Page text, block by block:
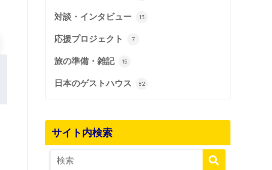
対談・インタビュー 13
応援プロジェクト 7
旅の準備・雑記 15
日本のゲストハウス 82
サイト内検索